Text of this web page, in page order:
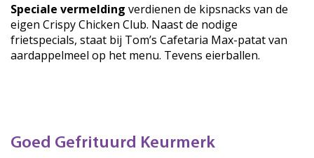
Speciale vermelding verdienen de kipsnacks van de
eigen Crispy Chicken Club. Naast de nodige
frietspecials, staat bij Tom’s Cafetaria Max-patat van
aardappelmeel op het menu. Tevens eierballen.
Goed Gefrituurd Keurmerk